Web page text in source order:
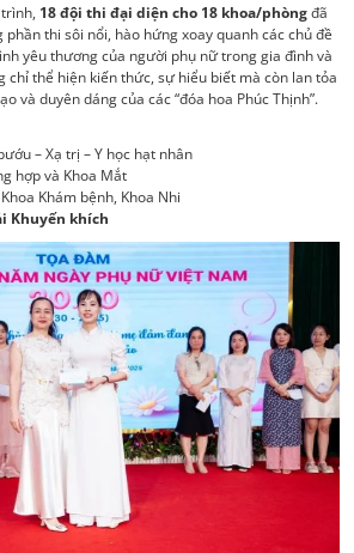
18 đội thi đại diện cho 18 khoa/phòngđã
thi sôi nổi, hào hứng xoay quanh các chủ đề
yêu thương của người phụ nữ trong gia đình và
chỉ thể hiện kiến thức, sự hiểu biết mà còn lan tỏa
và duyên dáng của các “đóa hoa Phúc Thịnh”.
– Xạ trị – Y học hạt nhân
hợp và Khoa Mắt
Khám bệnh, Khoa Nhi
Khuyến khích